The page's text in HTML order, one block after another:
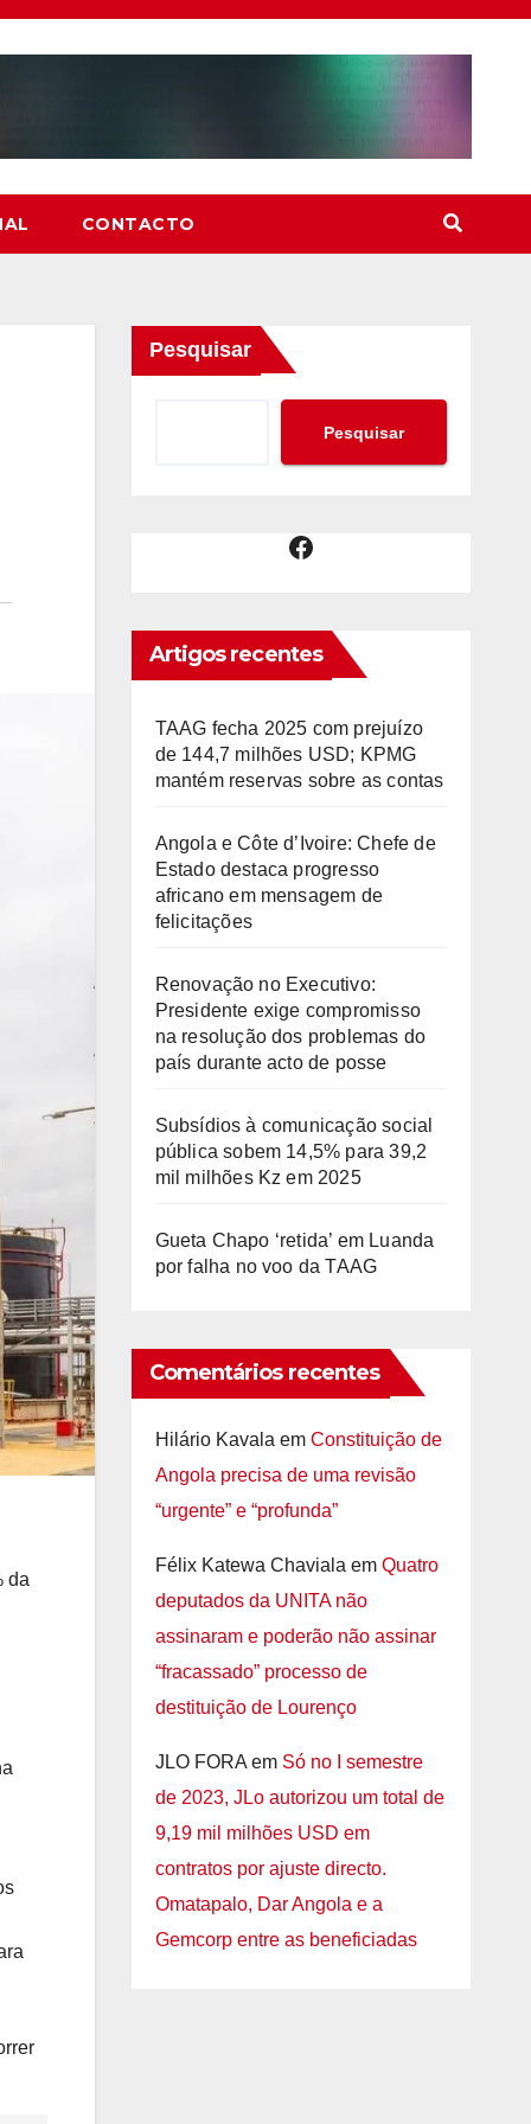
CONTACTO
da
Pesquisar
Pesquisar
Facebook
Artigos recentes
TAAG fecha 2025 com prejuízo
de 144,7 milhões USD; KPMG
mantém reservas sobre as contas
Angola e Côte d’Ivoire: Chefe de
Estado destaca progresso
africano em mensagem de
felicitações
Renovação no Executivo:
Presidente exige compromisso
na resolução dos problemas do
país durante acto de posse
Subsídios à comunicação social
pública sobem 14,5% para 39,2
mil milhões Kz em 2025
Gueta Chapo ‘retida’ em Luanda
por falha no voo da TAAG
Comentários recentes
Hilário Kavala em Constituição de
Angola precisa de uma revisão
“urgente” e “profunda”
Félix Katewa Chaviala em Quatro
deputados da UNITA não
assinaram e poderão não assinar
“fracassado” processo de
destituição de Lourenço
JLO FORAem Só no I semestre
de 2023, JLo autorizou um total de
9,19 mil milhões USD em
contratos por ajuste directo.
Omatapalo, Dar Angola e a
Gemcorp entre as beneficiadas